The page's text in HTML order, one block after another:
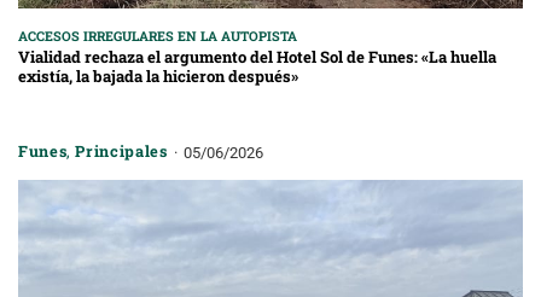
ACCESOS IRREGULARES EN LA AUTOPISTA
Vialidad rechaza el argumento del Hotel Sol de Funes: «La huella
existía, la bajada la hicieron después»
Funes,Principales 05/06/2026